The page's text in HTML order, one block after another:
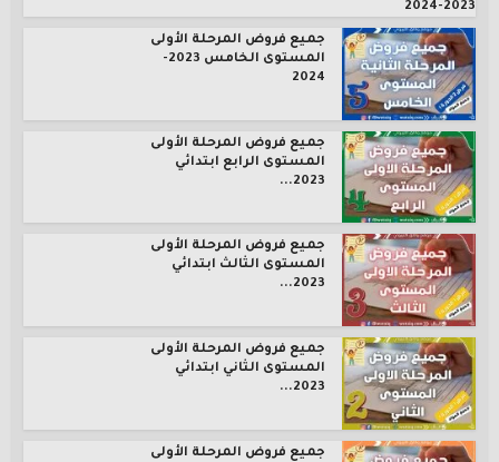
2023-2024
جميع فروض المرحلة الأولى
المستوى الخامس 2023-
2024
جميع فروض المرحلة الأولى
المستوى الرابع ابتدائي
2023...
جميع فروض المرحلة الأولى
المستوى الثالث ابتدائي
2023...
جميع فروض المرحلة الأولى
المستوى الثاني ابتدائي
2023...
جميع فروض المرحلة الأولى